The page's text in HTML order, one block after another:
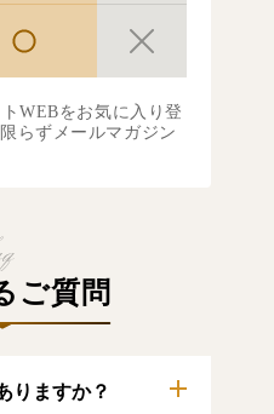
WEBをお気に入り登
らずメールマガジン
ご質問
りますか？